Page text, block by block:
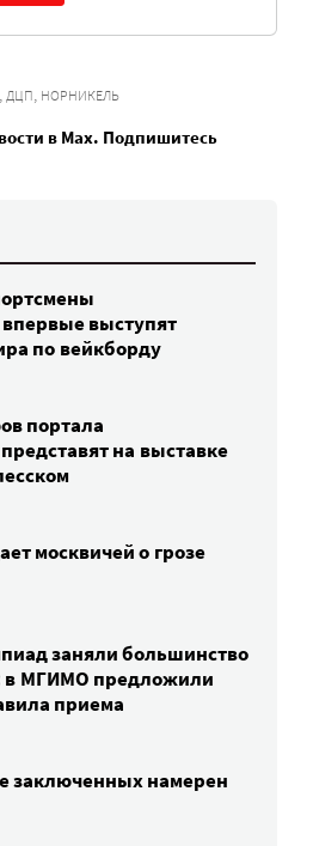
, ДЦП, НОРНИКЕЛЬ
в Max. Подпишитесь
выступят
по вейкборду
портала
на выставке
москвичей о грозе
заняли большинство
в МГИМО предложили
приема
заключенных намерен